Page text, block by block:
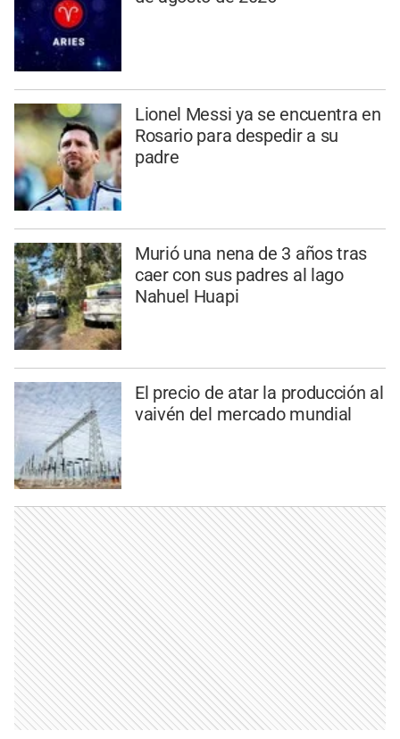
Lionel Messi ya se encuentra en
Rosario para despedir a su
padre
Murió una nena de 3 años tras
caer con sus padres al lago
Nahuel Huapi
El precio de atar la producción al
vaivén del mercado mundial